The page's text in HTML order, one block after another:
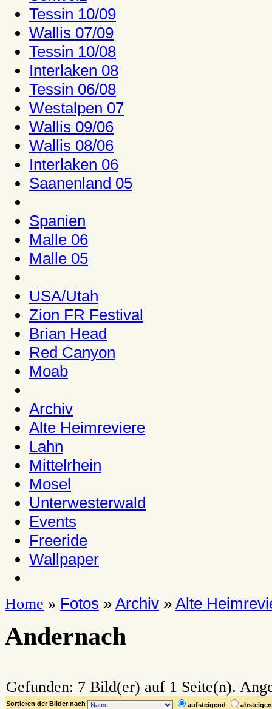
Tessin 10/09
Wallis 07/09
Tessin 10/08
Interlaken 08
Tessin 06/08
Westalpen 07
Wallis 09/06
Wallis 08/06
Interlaken 06
Saanenland 05
Spanien
Malle 06
Malle 05
USA/Utah
Zion FR Festival
Brian Head
Red Canyon
Moab
Archiv
Alte Heimreviere
Lahn
Mittelrhein
Mosel
Unterwesterwald
Events
Freeride
Wallpaper
Home » Fotos » Archiv » Alte
Andernach
Gefunden: 7 Bild(er) auf 1 Seite(n).
Sortieren der Bilder nach aufsteigend